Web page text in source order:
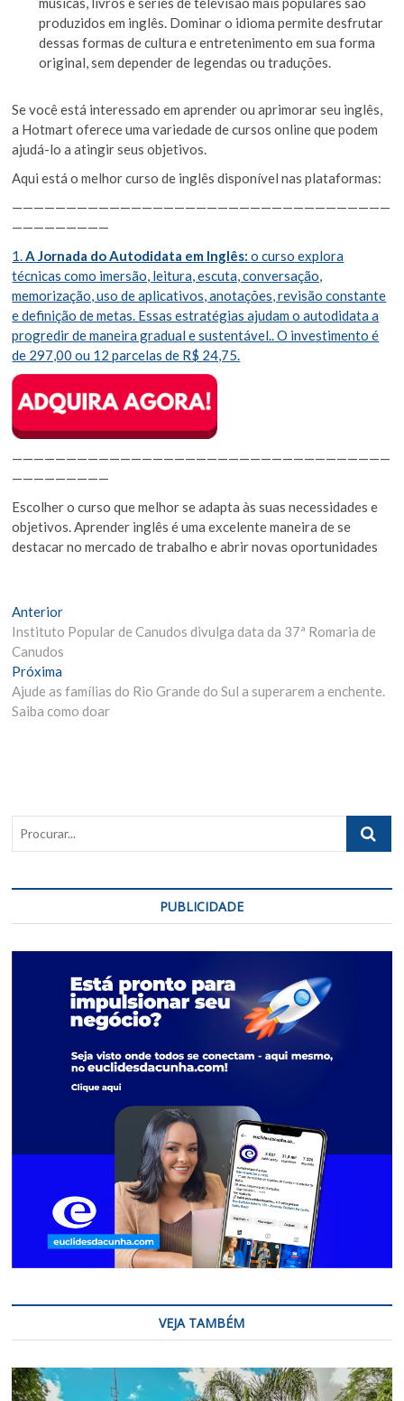
produzidos em inglês. Dominar o idioma permite desfrutar
dessas formas de cultura e entretenimento em sua forma
original, sem depender de legendas ou traduções.
Se você está interessado em aprender ou aprimorar seu inglês,
a Hotmart oferece uma variedade de cursos online que podem
ajudá-lo a atingir seus objetivos.
Aqui está o melhor curso de inglês disponível nas plataformas:
———————————————————————————————————
—————————
1.A Jornada do Autodidata em Inglês:o curso explora
técnicas como imersão, leitura, escuta, conversação,
memorização, uso de aplicativos, anotações, revisão constante
e definição de metas. Essas estratégias ajudam o autodidata a
progredir de maneira gradual e sustentável.. O investimento é
de 297,00 ou 12 parcelas de R$ 24,75.
———————————————————————————————————
—————————
Escolher o curso que melhor se adapta às suas necessidades e
objetivos. Aprender inglês é uma excelente maneira de se
destacar no mercado de trabalho e abrir novas oportunidades
Navegação
de
Post
AnteriorMatéria
Anterior:
Instituto Popular de Canudos divulga data da 37ª Romaria de
Canudos
Próxima
Materia:
Ajude as famílias do Rio Grande do Sul a superarem a enchente.
Saiba como doar
PUBLICIDADE
VEJA TAMBÉM